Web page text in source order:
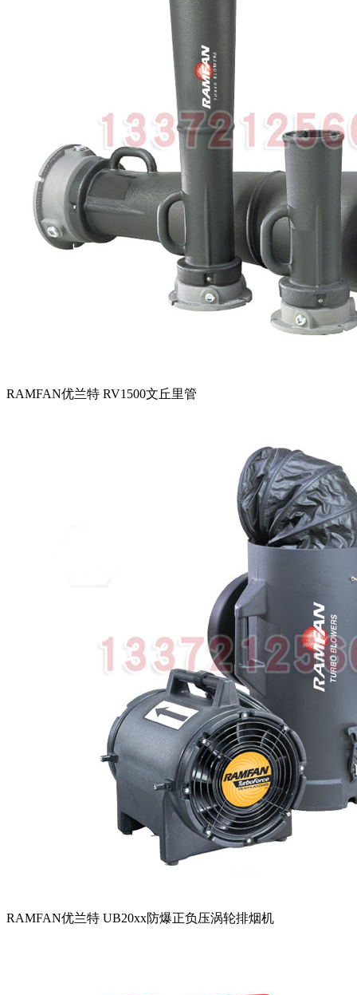
RAMFAN优兰特 RV1500文丘里管
RAMFAN优兰特 UB20xx防爆正负压涡轮排烟机